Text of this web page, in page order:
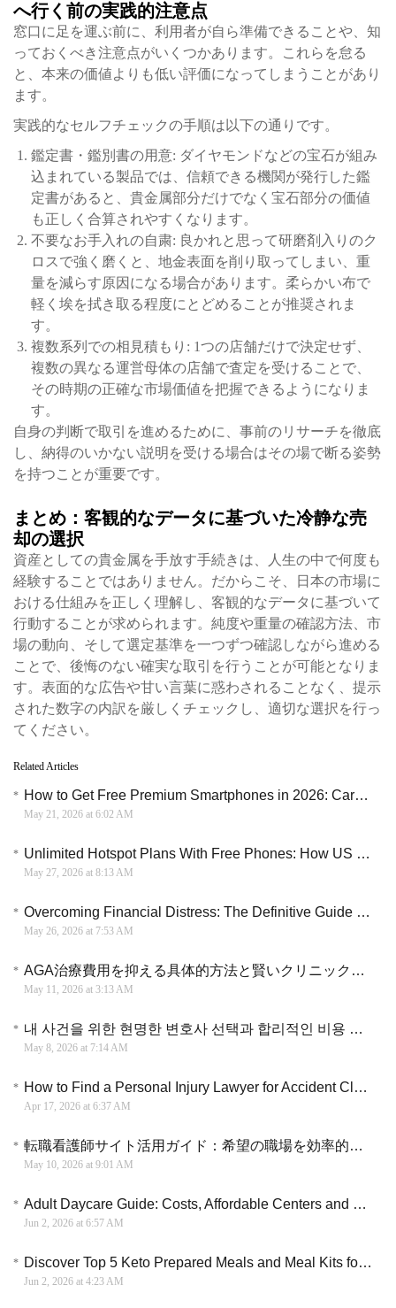
へ行く前の実践的注意点
窓口に足を運ぶ前に、利用者が自ら準備できることや、知
っておくべき注意点がいくつかあります。これらを怠る
と、本来の価値よりも低い評価になってしまうことがあり
ます。
実践的なセルフチェックの手順は以下の通りです。
鑑定書・鑑別書の用意: ダイヤモンドなどの宝石が組み
込まれている製品では、信頼できる機関が発行した鑑
定書があると、貴金属部分だけでなく宝石部分の価値
も正しく合算されやすくなります。
不要なお手入れの自粛: 良かれと思って研磨剤入りのク
ロスで強く磨くと、地金表面を削り取ってしまい、重
量を減らす原因になる場合があります。柔らかい布で
軽く埃を拭き取る程度にとどめることが推奨されま
す。
複数系列での相見積もり: 1つの店舗だけで決定せず、
複数の異なる運営母体の店舗で査定を受けることで、
その時期の正確な市場価値を把握できるようになりま
す。
自身の判断で取引を進めるために、事前のリサーチを徹底
し、納得のいかない説明を受ける場合はその場で断る姿勢
を持つことが重要です。
まとめ：客観的なデータに基づいた冷静な売
却の選択
資産としての貴金属を手放す手続きは、人生の中で何度も
経験することではありません。だからこそ、日本の市場に
おける仕組みを正しく理解し、客観的なデータに基づいて
行動することが求められます。純度や重量の確認方法、市
場の動向、そして選定基準を一つずつ確認しながら進める
ことで、後悔のない確実な取引を行うことが可能となりま
す。表面的な広告や甘い言葉に惑わされることなく、提示
された数字の内訳を厳しくチェックし、適切な選択を行っ
てください。
Related Articles
How to Get Free Premium Smartphones in 2026: Carrier Switch Deals vs. 0% APR Financing
May 21, 2026 at 6:02 AM
Unlimited Hotspot Plans With Free Phones: How US Residents Are Ditching Home Wi-Fi Bills Completely
May 27, 2026 at 8:13 AM
Overcoming Financial Distress: The Definitive Guide to Hiring a Bankruptcy Lawyer
May 26, 2026 at 7:53 AM
AGA治療費用を抑える具体的方法と賢いクリニック選択の指針
May 11, 2026 at 3:13 AM
내 사건을 위한 현명한 변호사 선택과 합리적인 비용 관리 실전 가이드
May 8, 2026 at 7:14 AM
How to Find a Personal Injury Lawyer for Accident Claims and Compensation Cases
Apr 17, 2026 at 6:37 AM
転職看護師サイト活用ガイド：希望の職場を効率的に見つける方法
May 10, 2026 at 9:01 AM
Adult Daycare Guide: Costs, Affordable Centers and Care Options Explained
Jun 2, 2026 at 6:57 AM
Discover Top 5 Keto Prepared Meals and Meal Kits for Easy Low-Carb Eating
Jun 2, 2026 at 4:23 AM